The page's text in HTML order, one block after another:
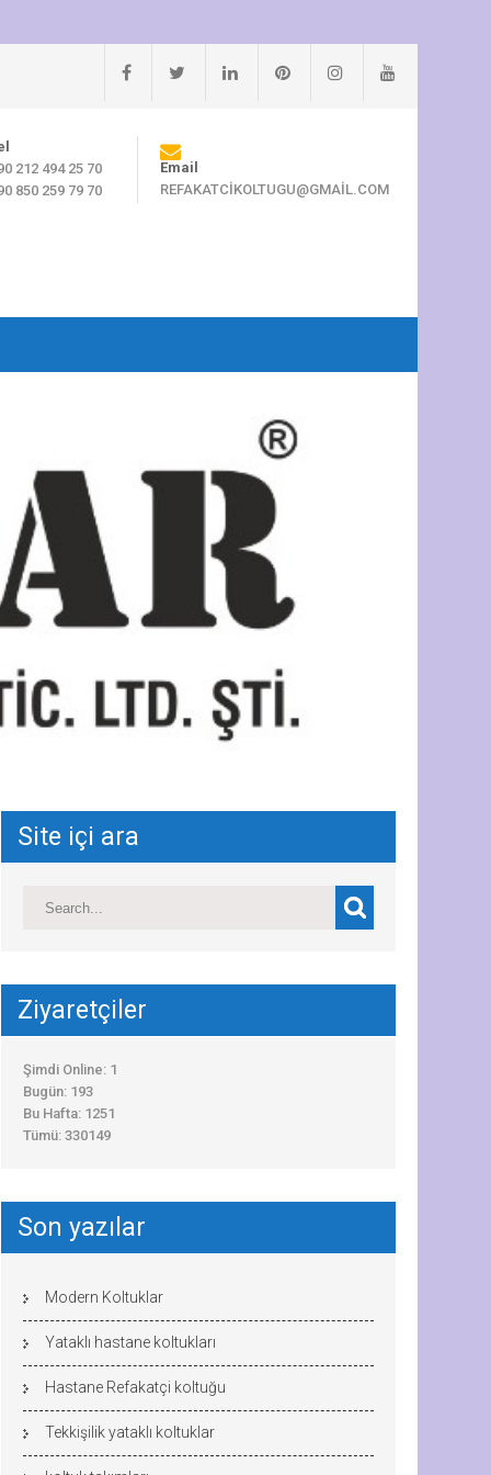
212 494 25 70
850 259 79 70
Email
REFAKATCIKOLTUGU@GMAIL.COM
Site içi ara
Ziyaretçiler
Şimdi Online: 1
Bugün: 193
Bu Hafta: 1251
Tümü: 330149
Son yazılar
Modern Koltuklar
Yataklı hastane koltukları
Hastane Refakatçi koltuğu
Tekkişilik yataklı koltuklar